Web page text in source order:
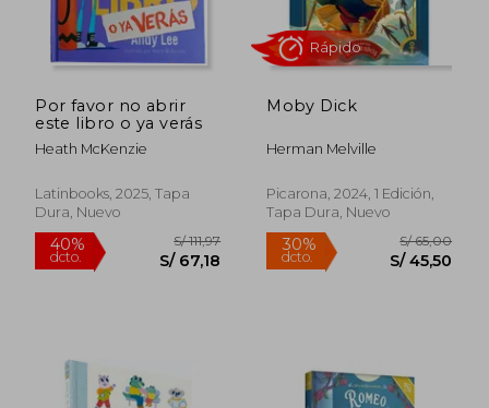
55%
dcto.
S/ 221,15
S/ 99,52
40%
dcto.
S/
S/
Por favor no abrir
este libro o ya verás
Heath McKenzie
Latinbooks, 2025, Tapa
Dura, Nuevo
Moby Dick
Herman Melville
Picarona, 2024, 1 Edición,
Tapa Dura, Nuevo